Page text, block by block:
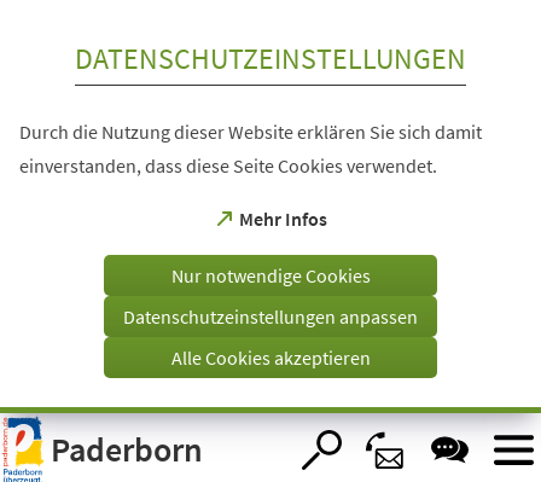
Visuelle
Assistenzsoftware
öffnen.
DATENSCHUTZEINSTELLUNGEN
Durch die Nutzung dieser Website erklären Sie sich damit
einverstanden, dass diese Seite Cookies verwendet.
Mehr Infos
(Öffnet
einem
Tab)
Nur notwendige Cookies
Datenschutzeinstellungen anpassen
Alle Cookies akzeptieren
Paderborn